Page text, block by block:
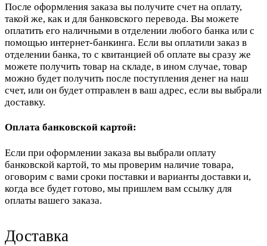
После оформления заказа вы получите счет на оплату,
такой же, как и для банковского перевода. Вы можете
оплатить его наличными в отделении любого банка или с
помощью интернет-банкинга. Если вы оплатили заказ в
отделении банка, то с квитанцией об оплате вы сразу же
можете получить товар на складе, в ином случае, товар
можно будет получить после поступления денег на наш
счет, или он будет отправлен в ваш адрес, если вы выбрали
доставку.
Оплата банковской картой:
Если при оформлении заказа вы выбрали оплату
банковской картой, то мы проверим наличие товара,
оговорим с вами сроки поставки и варианты доставки и,
когда все будет готово, мы пришлем вам ссылку для
оплаты вашего заказа.
Доставка